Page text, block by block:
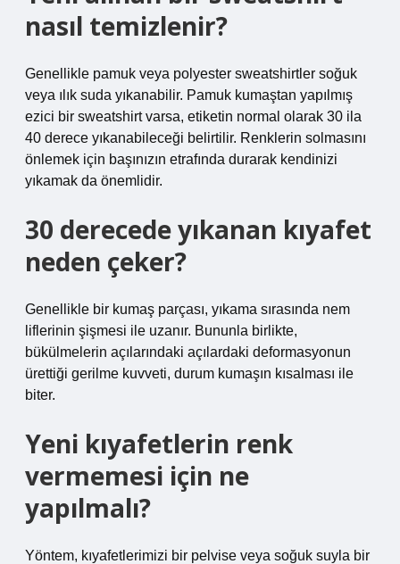
nasıl temizlenir?
Genellikle pamuk veya polyester sweatshirtler soğuk
veya ılık suda yıkanabilir. Pamuk kumaştan yapılmış
ezici bir sweatshirt varsa, etiketin normal olarak 30 ila
40 derece yıkanabileceği belirtilir. Renklerin solmasını
önlemek için başınızın etrafında durarak kendinizi
yıkamak da önemlidir.
30 derecede yıkanan kıyafet
neden çeker?
Genellikle bir kumaş parçası, yıkama sırasında nem
liflerinin şişmesi ile uzanır. Bununla birlikte,
bükülmelerin açılarındaki açılardaki deformasyonun
ürettiği gerilme kuvveti, durum kumaşın kısalması ile
biter.
Yeni kıyafetlerin renk
vermemesi için ne
yapılmalı?
Yöntem, kıyafetlerimizi bir pelvise veya soğuk suyla bir